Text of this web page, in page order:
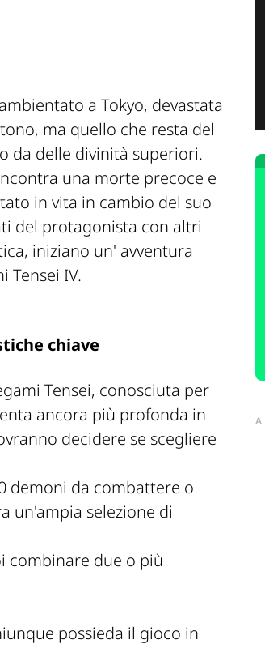
a Tokyo, devastata
ma quello che resta del
da delle divinità superiori.
una morte precoce e
in vita in cambio del suo
del protagonista con altri
iniziano un' avventura
Tensei IV.
chiave
Tensei, conosciuta per
ancora più profonda in
decidere se scegliere
demoni da combattere o
un'ampia selezione di
combinare due o più
possieda il gioco in